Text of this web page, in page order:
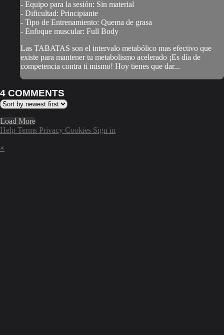
- Equipo para la sesión: Sin material
- Dificultad: Principiante
- Tipo de Entrenamiento: Quema de grasa
- Enfoque muscular: Full Body
Las TABATAS son el intervalo metabólico mas efectivo que
existe para mantener tu metabolismo acelerado ¡Es día de
competencia contra ti mismo! Hoy tienes que dar...
4 COMMENTS
Load More
Help Terms Privacy Cookies Sign in
×